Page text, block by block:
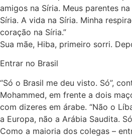
amigos na Síria. Meus parentes
Síria. A vida na Síria. Minha
coração na Síria.”
Sua mãe, Hiba, primeiro sorri.
Entrar no Brasil
“Só o Brasil me deu visto. Só”,
Mohammed, em frente a dois
com dizeres em árabe. “Não o
a Europa, não a Arábia Saudita.
Como a maioria dos colegas –